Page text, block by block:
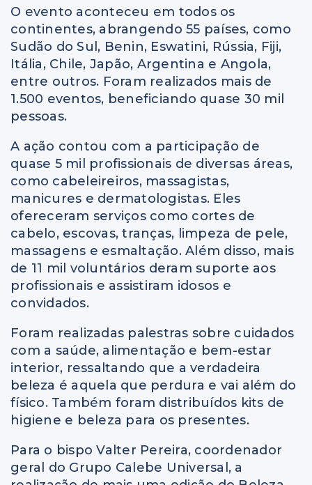
O evento aconteceu em todos os
continentes, abrangendo 55 países, como
Sudão do Sul, Benin, Eswatini, Rússia, Fiji,
Itália, Chile, Japão, Argentina e Angola,
entre outros. Foram realizados mais de
1.500 eventos, beneficiando quase 30 mil
pessoas.
A ação contou com a participação de
quase 5 mil profissionais de diversas áreas,
como cabeleireiros, massagistas,
manicures e dermatologistas. Eles
ofereceram serviços como cortes de
cabelo, escovas, tranças, limpeza de pele,
massagens e esmaltação. Além disso, mais
de 11 mil voluntários deram suporte aos
profissionais e assistiram idosos e
convidados.
Foram realizadas palestras sobre cuidados
com a saúde, alimentação e bem-estar
interior, ressaltando que a verdadeira
beleza é aquela que perdura e vai além do
físico. Também foram distribuídos kits de
higiene e beleza para os presentes.
Para o bispo Valter Pereira, coordenador
geral do Grupo Calebe Universal, a